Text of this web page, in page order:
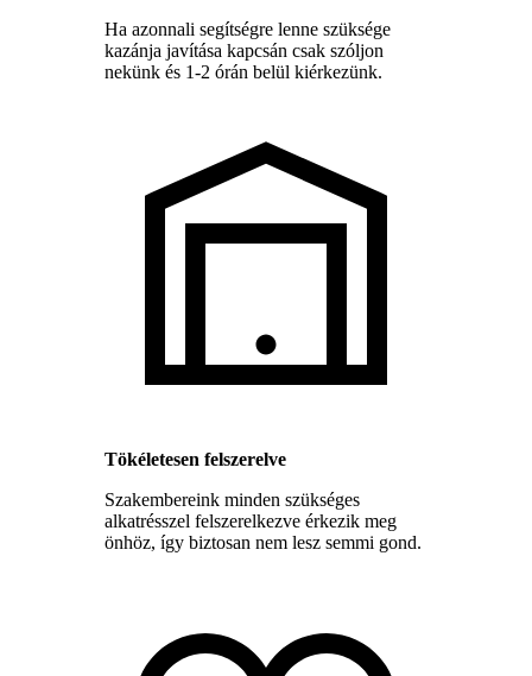
Ha azonnali segítségre lenne szüksége
kazánja javítása kapcsán csak szóljon
nekünk és 1-2 órán belül kiérkezünk.
Tökéletesen felszerelve
Szakembereink minden szükséges
alkatrésszel felszerelkezve érkezik meg
önhöz, így biztosan nem lesz semmi gond.